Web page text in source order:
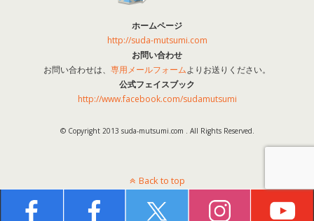
ホームページ
http://suda-mutsumi.com
お問い合わせ
お問い合わせは、 専用メールフォームよりお送りください。
公式フェイスブック
http://www.facebook.com/sudamutsumi
© Copyright 2013 suda-mutsumi.com . All Rights Reserved.
Back to top